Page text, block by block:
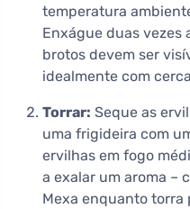
temperatura
Enxágue duas vezes
brotos devem ser
idealmente com
Torrar: Seque as
uma frigideira com
ervilhas em fogo
a exalar um aroma –
Mexa enquanto torra